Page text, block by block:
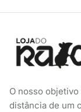
O nosso
distância de um